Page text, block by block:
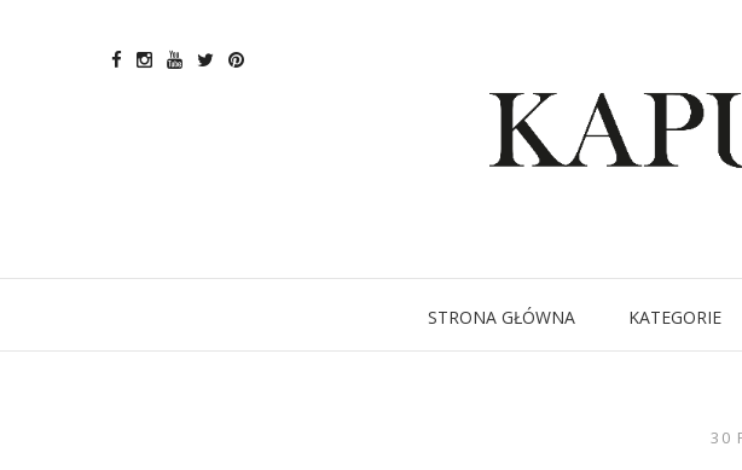
STRONA GŁÓWNA KATEGORIE
30